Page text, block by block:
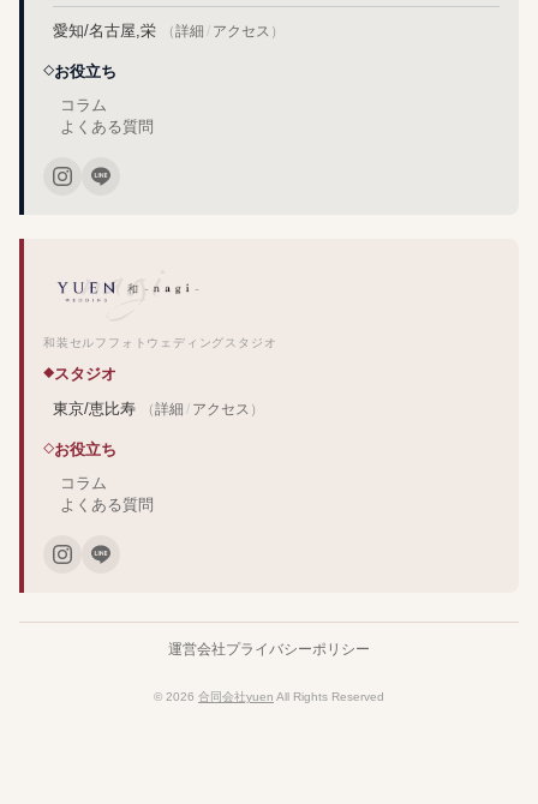
愛知/名古屋,栄 （詳細 / アクセス ）
お役立ち
コラム
よくある質問
和装セルフフォトウェディングスタジオ
スタジオ
東京/恵比寿
（詳細 / アクセス ）
お役立ち
コラム
よくある質問
運営会社プライバシーポリシー
© 2026 合同会社yuen All Rights Reserved